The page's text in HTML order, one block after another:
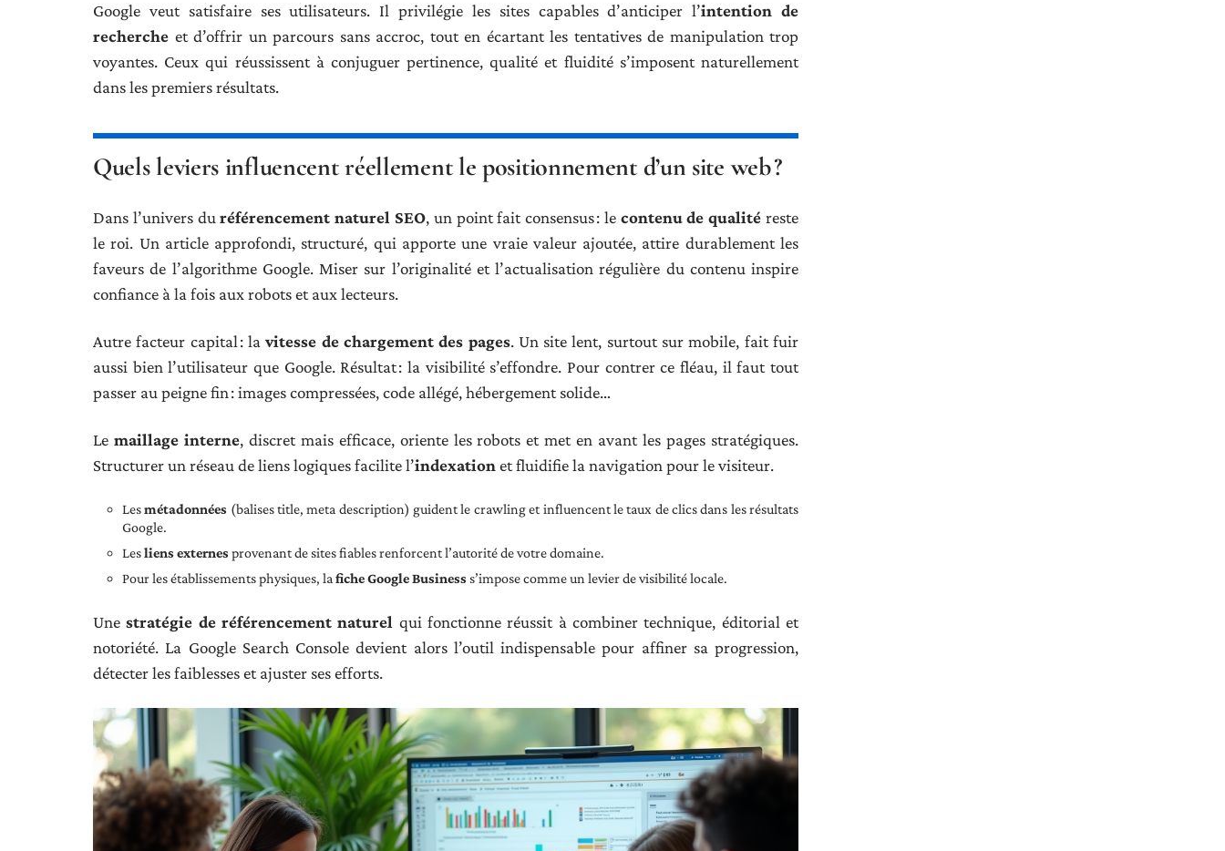
Google veut satisfaire ses utilisateurs. Il privilégie les sites capables d’anticiper l’intention de
recherche et d’offrir un parcours sans accroc, tout en écartant les tentatives de manipulation trop
voyantes. Ceux qui réussissent à conjuguer pertinence, qualité et fluidité s’imposent naturellement
dans les premiers résultats.
Quels leviers influencent réellement le positionnement d’un site web ?
Dans l’univers duréférencement naturel SEO, un point fait consensus : le contenu de qualité reste
le roi. Un article approfondi, structuré, qui apporte une vraie valeur ajoutée, attire durablement les
faveurs de l’algorithme Google. Miser sur l’originalité et l’actualisation régulière du contenu inspire
confiance à la fois aux robots et aux lecteurs.
Autre facteur capital : lavitesse de chargement des pages. Un site lent, surtout sur mobile, fait fuir
aussi bien l’utilisateur que Google. Résultat : la visibilité s’effondre. Pour contrer ce fléau, il faut tout
passer au peigne fin : images compressées, code allégé, hébergement solide…
Le maillage interne, discret mais efficace, oriente les robots et met en avant les pages stratégiques.
Structurer un réseau de liens logiques facilite l’indexation et fluidifie la navigation pour le visiteur.
Lesmétadonnées (balises title, meta description) guident le crawling et influencent le taux de clics dans les résultats
Google.
Lesliens externes provenant de sites fiables renforcent l’autorité de votre domaine.
Pour les établissements physiques, la fiche Google Business s’impose comme un levier de visibilité locale.
Unestratégie de référencement naturel qui fonctionne réussit à combiner technique, éditorial et
notoriété. La Google Search Console devient alors l’outil indispensable pour affiner sa progression,
détecter les faiblesses et ajuster ses efforts.